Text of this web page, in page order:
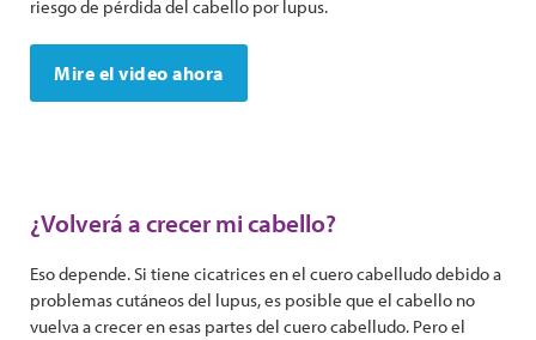
riesgo de pérdida del cabello por lupus.
Mire el video ahora
¿Volverá a crecer mi cabello?
Eso depende. Si tiene cicatrices en el cuero cabelludo debido a
problemas cutáneos del lupus, es posible que el cabello no
vuelva a crecer en esas partes del cuero cabelludo. Pero el